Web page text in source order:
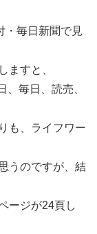
・毎日新聞で見
ますと、
毎日、読売、
も、ライフワー
うのですが、結
ージが24頁し